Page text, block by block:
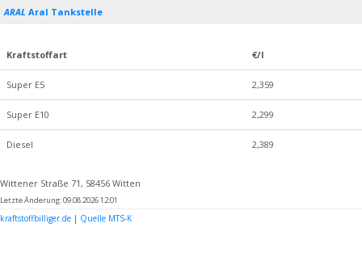
ARAL Aral Tankstelle
Kraftstoffart €/l
Super E5 2,359
Super E10 2,299
Diesel 2,389
Wittener Straße 71, 58456 Witten
Letzte Änderung: 09.08.2026 12:01
kraftstoffbilliger.de | Quelle MTS-K